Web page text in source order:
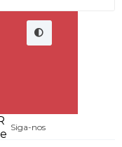
Siga-nos